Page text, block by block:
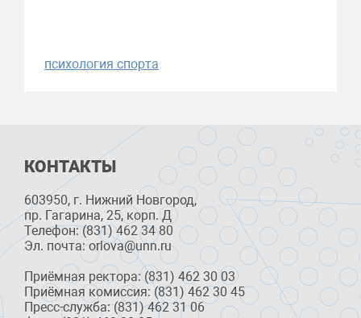
психология спорта
КОНТАКТЫ
603950, г. Нижний Новгород,
пр. Гагарина, 25, корп. Д
Телефон: (831) 462 34 80
Эл. почта: orlova@unn.ru
Приёмная ректора: (831) 462 30 03
Приёмная комиссия: (831) 462 30 45
Пресс-служба: (831) 462 31 06